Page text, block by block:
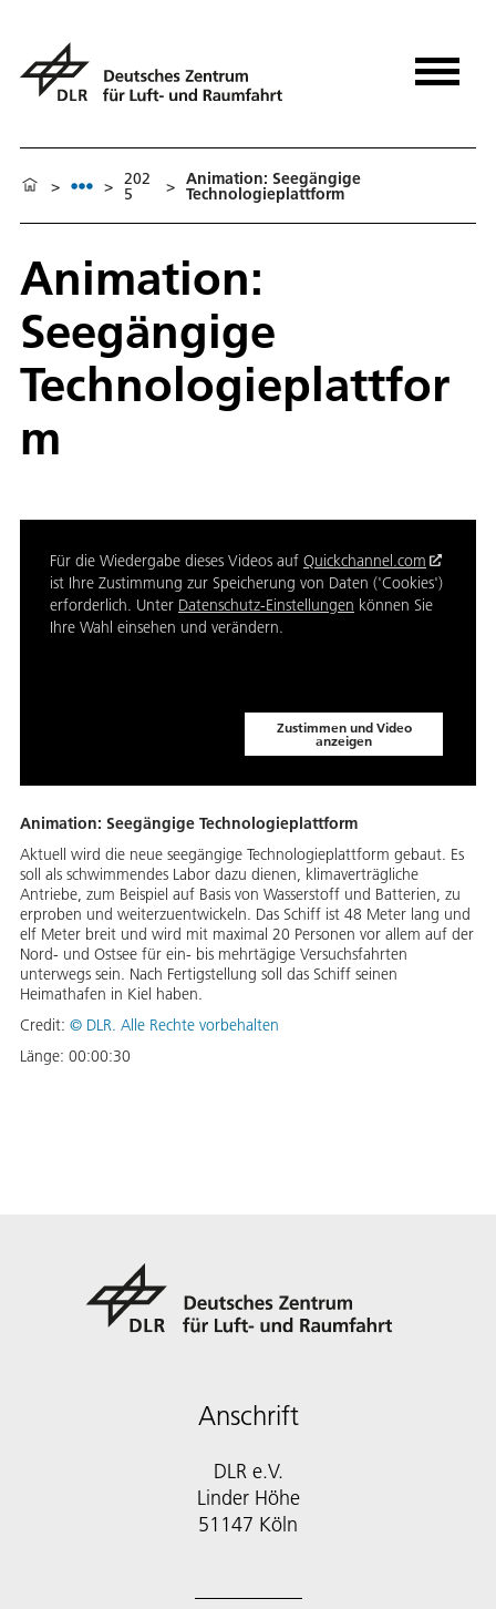
> > 202
5 > Animation: Seegängige
Technologieplattform
Animation:
Seegängige
Technologieplattfor
m
Für die Wiedergabe dieses Videos auf Quickchannel.com
ist Ihre Zustimmung zur Speicherung von Daten ('Cookies')
erforderlich. Unter Datenschutz-Einstellungen können Sie
Ihre Wahl einsehen und verändern.
Zustimmen und Video
anzeigen
Animation: Seegängige Technologieplattform
Aktuell wird die neue seegängige Technologieplattform gebaut. Es
soll als schwimmendes Labor dazu dienen, klimaverträgliche
Antriebe, zum Beispiel auf Basis von Wasserstoff und Batterien, zu
erproben und weiterzuentwickeln. Das Schiff ist 48 Meter lang und
elf Meter breit und wird mit maximal 20 Personen vor allem auf der
Nord- und Ostsee für ein- bis mehrtägige Versuchsfahrten
unterwegs sein. Nach Fertigstellung soll das Schiff seinen
Heimathafen in Kiel haben.
Credit: © DLR. Alle Rechte vorbehalten
Länge: 00:00:30
Anschrift
DLR e.V.
Linder Höhe
51147 Köln